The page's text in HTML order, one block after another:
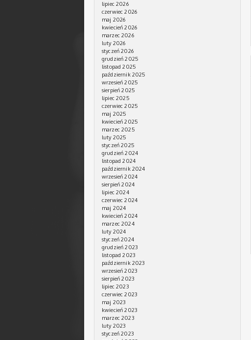
lipiec 2026
czerwiec 2026
maj 2026
kwiecień 2026
marzec 2026
luty 2026
styczeń 2026
grudzień 2025
listopad 2025
październik 2025
wrzesień 2025
sierpień 2025
lipiec 2025
czerwiec 2025
maj 2025
kwiecień 2025
marzec 2025
luty 2025
styczeń 2025
grudzień 2024
listopad 2024
październik 2024
wrzesień 2024
sierpień 2024
lipiec 2024
czerwiec 2024
maj 2024
kwiecień 2024
marzec 2024
luty 2024
styczeń 2024
grudzień 2023
listopad 2023
październik 2023
wrzesień 2023
sierpień 2023
lipiec 2023
czerwiec 2023
maj 2023
kwiecień 2023
marzec 2023
luty 2023
styczeń 2023